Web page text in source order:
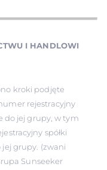
I HANDLOWI
kroki podjęte
rejestracyjny
do jej grupy, w tym
spółki
jej grupy. (zwani
Sunseeker